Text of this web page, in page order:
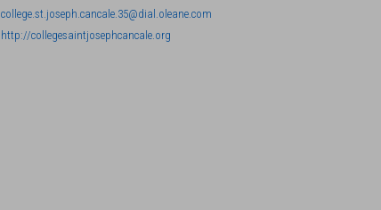
college.st.joseph.cancale.35@dial.oleane.com
http://collegesaintjosephcancale.org